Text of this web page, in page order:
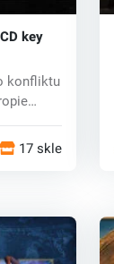
key
konfliktu
17 sklepy